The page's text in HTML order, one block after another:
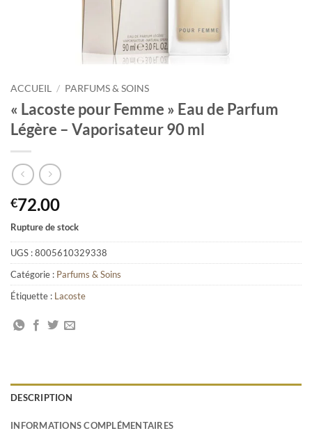
ACCUEIL / PARFUMS & SOINS
« Lacoste pour Femme » Eau de Parfum
Légère – Vaporisateur 90 ml
€72.00
Rupture de stock
UGS :8005610329338
Catégorie : Parfums & Soins
Étiquette : Lacoste
DESCRIPTION
INFORMATIONS COMPLÉMENTAIRES